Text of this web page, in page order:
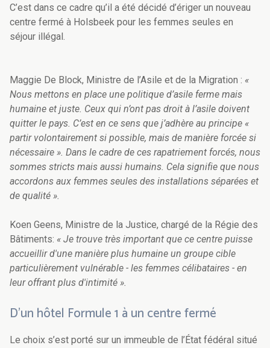
C’est dans ce cadre qu’il a été décidé d’ériger un nouveau
centre fermé à Holsbeek pour les femmes seules en
séjour illégal.
Maggie De Block, Ministre de l’Asile et de la Migration : «
Nous mettons en place une politique d’asile ferme mais
humaine et juste. Ceux qui n’ont pas droit à l’asile doivent
quitter le pays. C’est en ce sens que j’adhère au principe «
partir volontairement si possible, mais de manière forcée si
nécessaire ». Dans le cadre de ces rapatriement forcés, nous
sommes stricts mais aussi humains. Cela signifie que nous
accordons aux femmes seules des installations séparées et
de qualité ».
Koen Geens, Ministre de la Justice, chargé de la Régie des
Bâtiments: « Je trouve très important que ce centre puisse
accueillir d'une manière plus humaine un groupe cible
particulièrement vulnérable - les femmes célibataires - en
leur offrant plus d'intimité ».
D’un hôtel Formule 1 à un centre fermé
Le choix s’est porté sur un immeuble de l’État fédéral situé